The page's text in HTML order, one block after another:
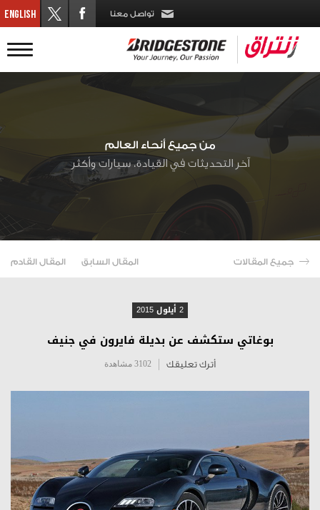
تواصل معنا
من جميع أنحاء العالم
آخر التحديثات في القيادة، سيارات وأكثر
جميع المقالات المقال السابق المقال القادم
2 أيلول 2015
بوغاتي ستكشف عن بديلة فايرون في جنيف
أترك تعليقك 3102 مشاهدة